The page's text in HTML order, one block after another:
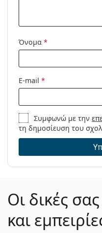
Όνομα *
E-mail *
Συμφωνώ με την
τη δημοσίευση του
Οι δικές
και